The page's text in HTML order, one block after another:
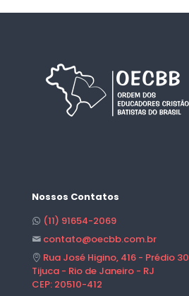
Nossos Contatos
(11) 91654-2069
contato@oecbb.com.br
Rua José Higino, 416 - Prédio 30
Tijuca - Rio de Janeiro - RJ
CEP: 20510-412